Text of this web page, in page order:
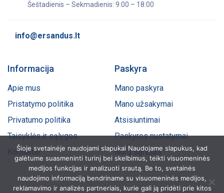
Šeštadienis – Sekmadienis: 9:00 – 18:00
info@ersandus.lt
Informacija
Apie mus
Pristatymo politika
Privatumo politika
Taisyklės ir sąlygos
Kontaktai
Paskyra
Mano paskyra
Mano užsakymai
Atsisiuntimai
Paskyros nustatymai
Norų sąrašas
Šioje svetainėje naudojami slapukai Naudojame slapukus, kad
galėtume suasmeninti turinį bei skelbimus, teikti visuomeninės
medijos funkcijas ir analizuoti srautą. Be to, svetainės
naudojimo informaciją bendriname su visuomeninės medijos,
reklamavimo ir analizės partneriais, kurie gali ją pridėti prie kitos